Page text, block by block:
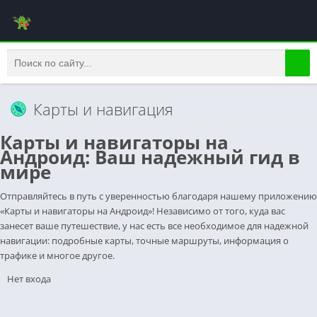
Карты и навигация
Карты и навигаторы на
Андроид: Ваш надежный гид в
мире
Отправляйтесь в путь с уверенностью благодаря нашему приложению
«Карты и навигаторы на Андроид»! Независимо от того, куда вас
занесет ваше путешествие, у нас есть все необходимое для надежной
навигации: подробные карты, точные маршруты, информация о
трафике и многое другое.
Нет входа